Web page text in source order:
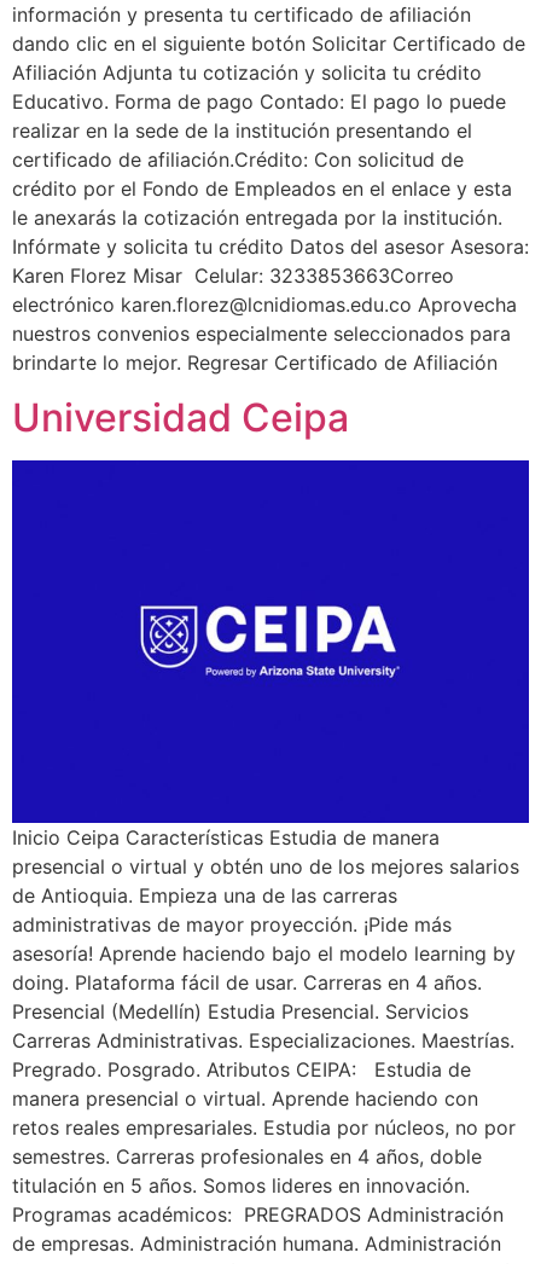
información y presenta tu certificado de afiliación
dando clic en el siguiente botón Solicitar Certificado de
Afiliación Adjunta tu cotización y solicita tu crédito
Educativo. Forma de pago Contado: El pago lo puede
realizar en la sede de la institución presentando el
certificado de afiliación.Crédito: Con solicitud de
crédito por el Fondo de Empleados en el enlace y esta
le anexarás la cotización entregada por la institución.
Infórmate y solicita tu crédito Datos del asesor Asesora:
Karen Florez Misar Celular: 3233853663Correo
electrónico karen.florez@lcnidiomas.edu.co Aprovecha
nuestros convenios especialmente seleccionados para
brindarte lo mejor. Regresar Certificado de Afiliación
Universidad Ceipa
Inicio Ceipa Características Estudia de manera
presencial o virtual y obtén uno de los mejores salarios
de Antioquia. Empieza una de las carreras
administrativas de mayor proyección. ¡Pide más
asesoría! Aprende haciendo bajo el modelo learning by
doing. Plataforma fácil de usar. Carreras en 4 años.
Presencial (Medellín) Estudia Presencial. Servicios
Carreras Administrativas. Especializaciones. Maestrías.
Pregrado. Posgrado. Atributos CEIPA: Estudia de
manera presencial o virtual. Aprende haciendo con
retos reales empresariales. Estudia por núcleos, no por
semestres. Carreras profesionales en 4 años, doble
titulación en 5 años. Somos lideres en innovación.
Programas académicos: PREGRADOS Administración
de empresas. Administración humana. Administración